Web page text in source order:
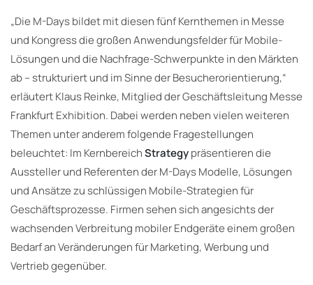
„Die M-Days bildet mit diesen fünf Kernthemen in Messe
und Kongress die großen Anwendungsfelder für Mobile-
Lösungen und die Nachfrage-Schwerpunkte in den Märkten
ab – strukturiert und im Sinne der Besucherorientierung,“
erläutert Klaus Reinke, Mitglied der Geschäftsleitung Messe
Frankfurt Exhibition. Dabei werden neben vielen weiteren
Themen unter anderem folgende Fragestellungen
beleuchtet: Im KernbereichStrategypräsentieren die
Aussteller und Referenten der M-Days Modelle, Lösungen
und Ansätze zu schlüssigen Mobile-Strategien für
Geschäftsprozesse. Firmen sehen sich angesichts der
wachsenden Verbreitung mobiler Endgeräte einem großen
Bedarf an Veränderungen für Marketing, Werbung und
Vertrieb gegenüber.